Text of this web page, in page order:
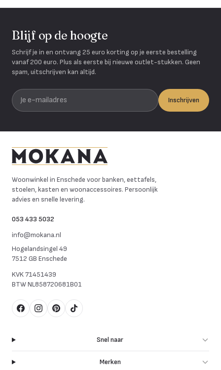
Blijf op de hoogte
Schrijf je in en ontvang 25 euro korting op je eerste bestelling
vanaf 200 euro. Plus als eerste bij nieuwe outlet-stukken. Geen
spam, uitschrijven kan altijd.
Je e-mailadres
Inschrijven
Woonwinkel in Enschede voor banken, eettafels,
stoelen, kasten en woonaccessoires. Persoonlijk
advies en snelle levering.
053 433 5032
info@mokana.nl
Hogelandsingel 49
7512 GB Enschede
KVK71451439
BTWNL858720681B01
FacebookInstagram
Pinterest
TikTok
Snel naar
Merken